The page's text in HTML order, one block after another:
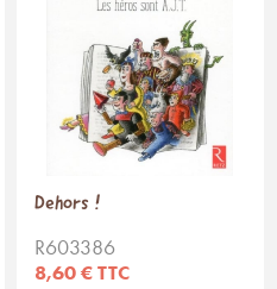
Dehors !
R603386
8,60 € TTC